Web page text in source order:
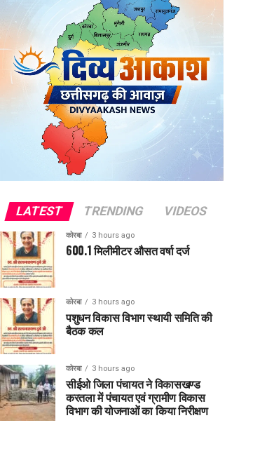
LATEST TRENDING VIDEOS
कोरबा 3 hours ago
600.1 मिलीमीटर औसत वर्षा दर्ज
कोरबा 3 hours ago
पशुधन विकास विभाग स्थायी समिति की
बैठक कल
कोरबा 3 hours ago
सीईओ जिला पंचायत ने विकासखण्ड
करतला में पंचायत एवं ग्रामीण विकास
विभाग की योजनाओं का किया निरीक्षण